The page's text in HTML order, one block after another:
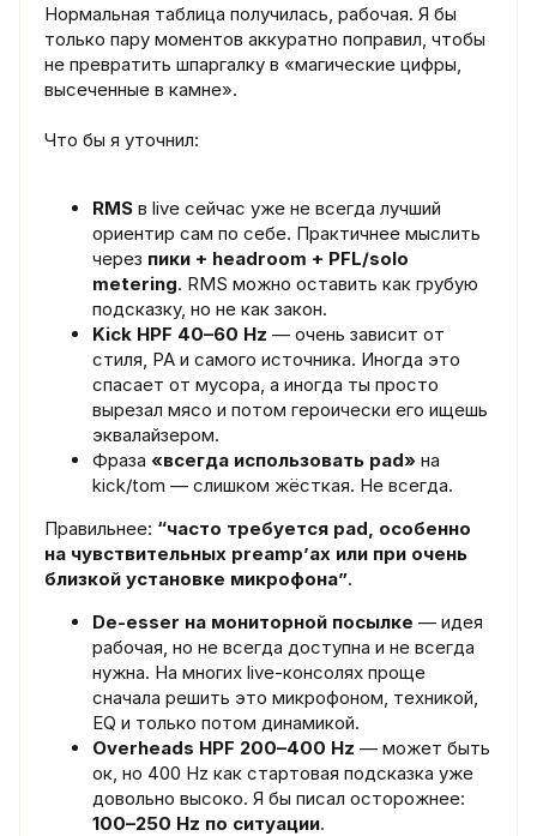
Нормальная таблица получилась, рабочая. Я бы
только пару моментов аккуратно поправил, чтобы
не превратить шпаргалку в «магические цифры,
высеченные в камне».
Что бы я уточнил:
RMS в live сейчас уже не всегда лучший
ориентир сам по себе. Практичнее мыслить
через пики + headroom + PFL/solo
metering. RMS можно оставить как грубую
подсказку, но не как закон.
Kick HPF 40–60 Hz — очень зависит от
стиля, PA и самого источника. Иногда это
спасает от мусора, а иногда ты просто
вырезал мясо и потом героически его ищешь
эквалайзером.
Фраза «всегда использовать pad» на
kick/tom — слишком жёсткая. Не всегда.
Правильнее: “часто требуется pad, особенно
на чувствительных preamp’ах или при очень
близкой установке микрофона”.
De-esser на мониторной посылке — идея
рабочая, но не всегда доступна и не всегда
нужна. На многих live-консолях проще
сначала решить это микрофоном, техникой,
EQ и только потом динамикой.
Overheads HPF 200–400 Hz — может быть
ок, но 400 Hz как стартовая подсказка уже
довольно высоко. Я бы писал осторожнее:
100–250 Hz по ситуации.